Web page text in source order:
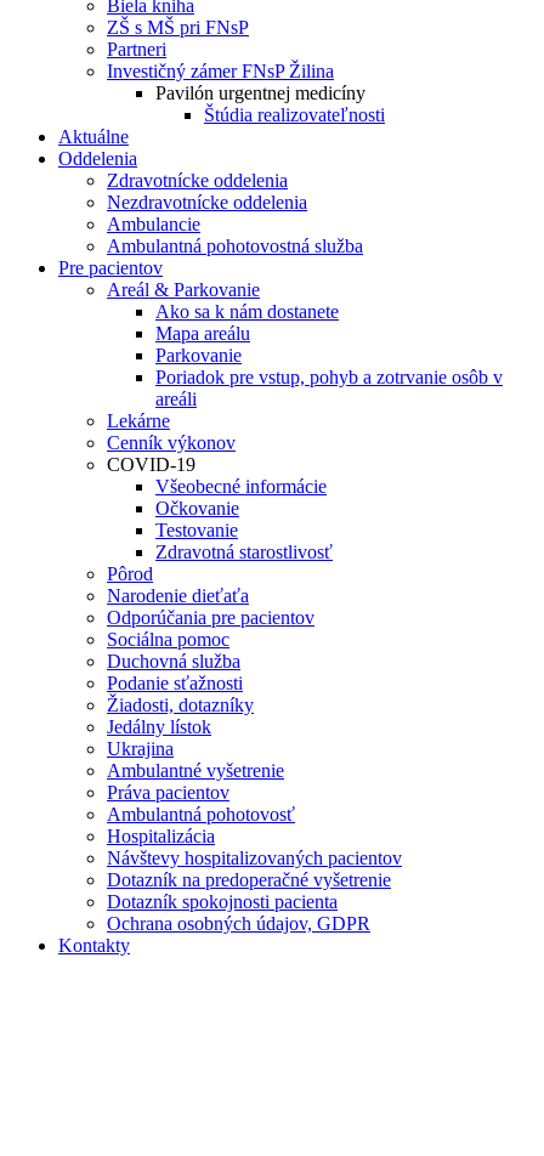
Biela kniha
ZŠ s MŠ pri FNsP
Partneri
Investičný zámer FNsP Žilina
Pavilón urgentnej medicíny
Štúdia realizovateľnosti
Aktuálne
Oddelenia
Zdravotnícke oddelenia
Nezdravotnícke oddelenia
Ambulancie
Ambulantná pohotovostná služba
Pre pacientov
Areál & Parkovanie
Ako sa k nám dostanete
Mapa areálu
Parkovanie
Poriadok pre vstup, pohyb a zotrvanie osôb v
areáli
Lekárne
Cenník výkonov
COVID-19
Všeobecné informácie
Očkovanie
Testovanie
Zdravotná starostlivosť
Pôrod
Narodenie dieťaťa
Odporúčania pre pacientov
Sociálna pomoc
Duchovná služba
Podanie sťažnosti
Žiadosti, dotazníky
Jedálny lístok
Ukrajina
Ambulantné vyšetrenie
Práva pacientov
Ambulantná pohotovosť
Hospitalizácia
Návštevy hospitalizovaných pacientov
Dotazník na predoperačné vyšetrenie
Dotazník spokojnosti pacienta
Ochrana osobných údajov, GDPR
Kontakty